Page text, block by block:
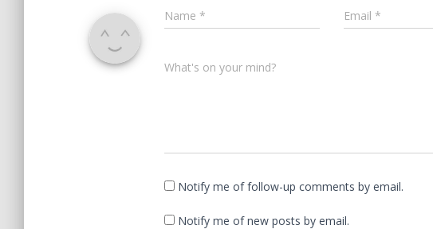
Name * Email *
What's on your mind?
Notify me of follow-up comments by email.
Notify me of new posts by email.